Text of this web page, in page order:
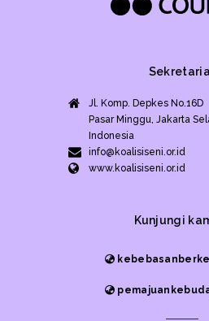
Jl. Komp. Depkes No.16D
Pasar Minggu, Jakarta
Indonesia
info@koalisiseni.or.id
www.koalisiseni.or.id
Kunjungi